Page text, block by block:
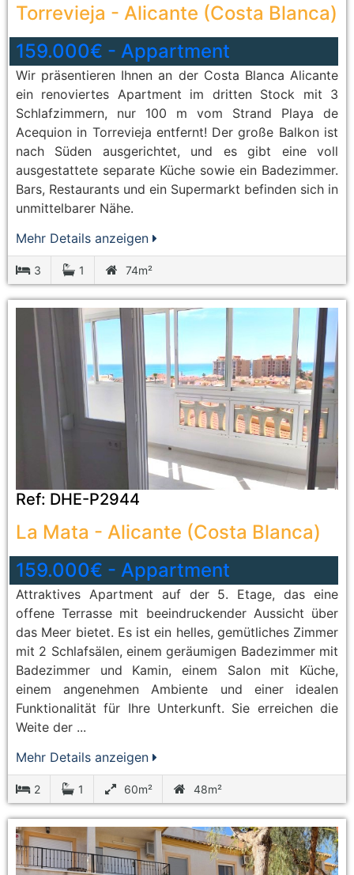
Torrevieja - Alicante (Costa Blanca)
159.000€ - Appartment
Wir präsentieren Ihnen an der Costa Blanca Alicante
ein renoviertes Apartment im dritten Stock mit 3
Schlafzimmern, nur 100 m vom Strand Playa de
Acequion in Torrevieja entfernt! Der große Balkon ist
nach Süden ausgerichtet, und es gibt eine voll
ausgestattete separate Küche sowie ein Badezimmer.
Bars, Restaurants und ein Supermarkt befinden sich in
unmittelbarer Nähe.
Mehr Details anzeigen
3 1 74m²
Ref: DHE-P2944
La Mata - Alicante (Costa Blanca)
159.000€ - Appartment
Attraktives Apartment auf der 5. Etage, das eine
offene Terrasse mit beeindruckender Aussicht über
das Meer bietet. Es ist ein helles, gemütliches Zimmer
mit 2 Schlafsälen, einem geräumigen Badezimmer mit
Badezimmer und Kamin, einem Salon mit Küche,
einem angenehmen Ambiente und einer idealen
Funktionalität für Ihre Unterkunft. Sie erreichen die
Weite der ...
Mehr Details anzeigen
2 1 60m² 48m²